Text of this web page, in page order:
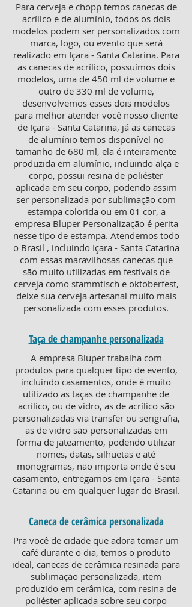
Para cerveja e chopp temos canecas de
acrílico e de alumínio, todos os dois
modelos podem ser personalizados com
marca, logo, ou evento que será
realizado em Içara - Santa Catarina. Para
as canecas de acrílico, possuímos dois
modelos, uma de 450 ml de volume e
outro de 330 ml de volume,
desenvolvemos esses dois modelos
para melhor atender você nosso cliente
de Içara - Santa Catarina, já as canecas
de alumínio temos disponível no
tamanho de 680 ml, ela é inteiramente
produzida em alumínio, incluindo alça e
corpo, possui resina de poliéster
aplicada em seu corpo, podendo assim
ser personalizada por sublimação com
estampa colorida ou em 01 cor, a
empresa Bluper Personalização é perita
nesse tipo de estampa. Atendemos todo
o Brasil , incluindo Içara - Santa Catarina
com essas maravilhosas canecas que
são muito utilizadas em festivais de
cerveja como stammtisch e oktoberfest,
deixe sua cerveja artesanal muito mais
personalizada com esses produtos.
Taça de champanhe personalizada
A empresa Bluper trabalha com
produtos para qualquer tipo de evento,
incluindo casamentos, onde é muito
utilizado as taças de champanhe de
acrílico, ou de vidro, as de acrílico são
personalizadas via transfer ou serigrafia,
as de vidro são personalizadas em
forma de jateamento, podendo utilizar
nomes, datas, silhuetas e até
monogramas, não importa onde é seu
casamento, entregamos em Içara - Santa
Catarina ou em qualquer lugar do Brasil.
Caneca de cerâmica personalizada
Pra você de cidade que adora tomar um
café durante o dia, temos o produto
ideal, canecas de cerâmica resinada para
sublimação personalizada, item
produzido em cerâmica, com resina de
poliéster aplicada sobre seu corpo